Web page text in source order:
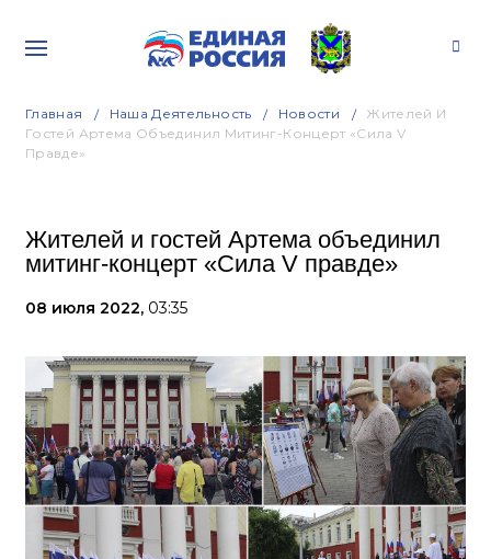
Главная Наша Деятельность Новости
Жителей И
Гостей Артема Объединил Митинг-Концерт «Сила V
Правде»
Жителей и гостей Артема объединил
митинг-концерт «Сила V правде»
08 июля 2022, 03:35